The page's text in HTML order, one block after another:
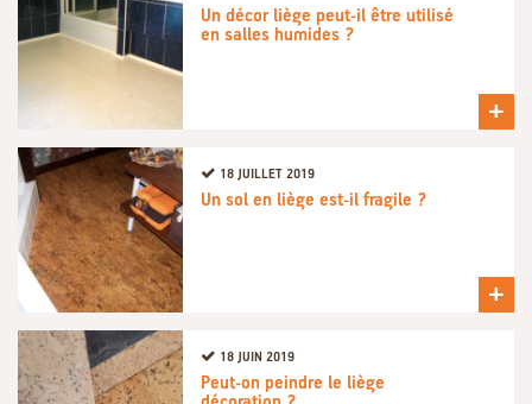
Un décor liège peut-il être utilisé
en salles humides ?
+
18 JUILLET 2019
Un sol en liège est-il fragile ?
+
18 JUIN 2019
Peut-on peindre le liège